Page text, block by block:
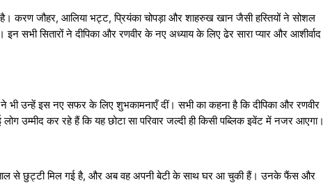
है। करण जौहर, आलिया भट्ट, प्रियंका चोपड़ा और शाहरुख खान जैसी हस्तियों ने सोशल
इन सभी सितारों ने दीपिका और रणवीर के नए अध्याय के लिए ढेर सारा प्यार और आशीर्वाद
भी उन्हें इस नए सफर के लिए शुभकामनाएँ दीं। सभी का कहना है कि दीपिका और रणवीर
उम्मीद कर रहे हैं कि यह छोटा सा परिवार जल्दी ही किसी पब्लिक इवेंट में नजर आएगा।
से छुट्टी मिल गई है, और अब वह अपनी बेटी के साथ घर आ चुकी हैं। उनके फैंस और